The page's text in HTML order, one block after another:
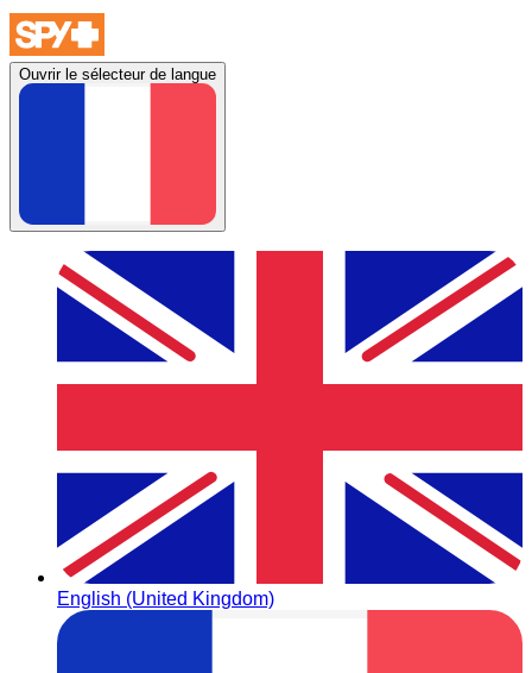
Ouvrir le sélecteur de langue
English (United Kingdom)